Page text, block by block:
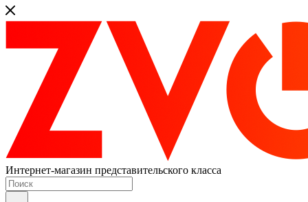
Интернет-магазин представительского класса